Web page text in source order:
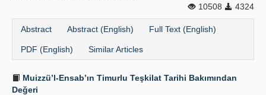
10508
4324
Abstract Abstract (English) Full Text (English)
PDF (English) Similar Articles
Muizzü’l-Ensab’ın Timurlu Teşkilat Tarihi Bakımından
Değeri